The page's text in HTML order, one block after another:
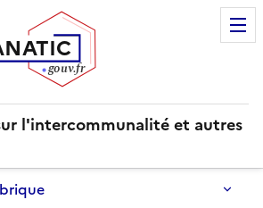
ATIC
gouv.fr
l'intercommunalité et autres